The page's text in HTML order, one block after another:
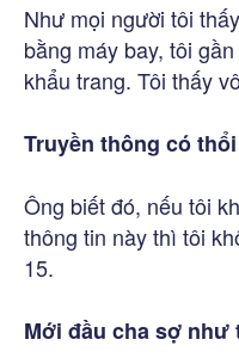
Như mọi người tôi
bằng máy bay, tôi
khẩu trang. Tôi thấy
Truyền thông có
Ông biết đó, nếu tôi
thông tin này thì tôi
15.
Mới đầu cha sợ như